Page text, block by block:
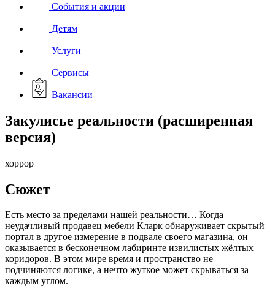
События и акции
Детям
Услуги
Сервисы
Вакансии
Закулисье реальности (расширенная
версия)
хоррор
Сюжет
Есть место за пределами нашей реальности… Когда
неудачливый продавец мебели Кларк обнаруживает скрытый
портал в другое измерение в подвале своего магазина, он
оказывается в бесконечном лабиринте извилистых жёлтых
коридоров. В этом мире время и пространство не
подчиняются логике, а нечто жуткое может скрываться за
каждым углом.